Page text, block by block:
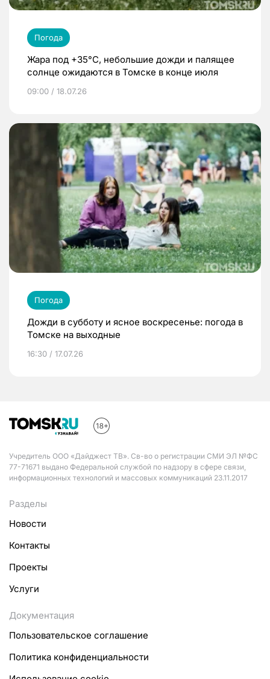
Погода
Жара под +35°С, небольшие дожди и палящее
солнце ожидаются в Томске в конце июля
09:00 / 18.07.26
Погода
Дожди в субботу и ясное воскресенье: погода в
Томске на выходные
16:30 / 17.07.26
Учредитель ООО «Дайджест ТВ». Св-во о регистрации СМИ ЭЛ №ФС
77-71671 выдано Федеральной службой по надзору в сфере связи,
информационных технологий и массовых коммуникаций 23.11.2017
Разделы
Новости
Контакты
Проекты
Услуги
Документация
Пользовательское соглашение
Политика конфиденциальности